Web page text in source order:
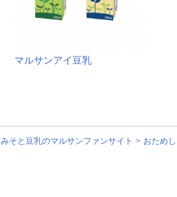
マルサンアイ豆乳
みそと豆乳のマルサンファンサイト おため